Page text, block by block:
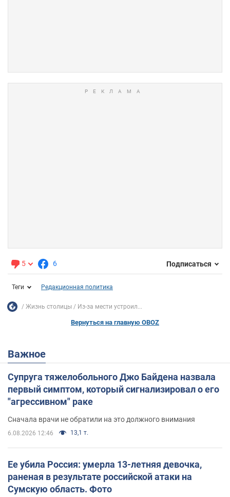
5 6 Подписаться
Теги Редакционная политика
Жизнь столицы Из-за мести устроил...
Вернуться на главную OBOZ
Важное
Супруга тяжелобольного Джо Байдена назвала
первый симптом, который сигнализировал о его
"агрессивном" раке
Сначала врачи не обратили на это должного внимания
6.08.2026 12:46 13,1 т.
Ее убила Россия: умерла 13-летняя девочка,
раненая в результате российской атаки на
Сумскую область. Фото